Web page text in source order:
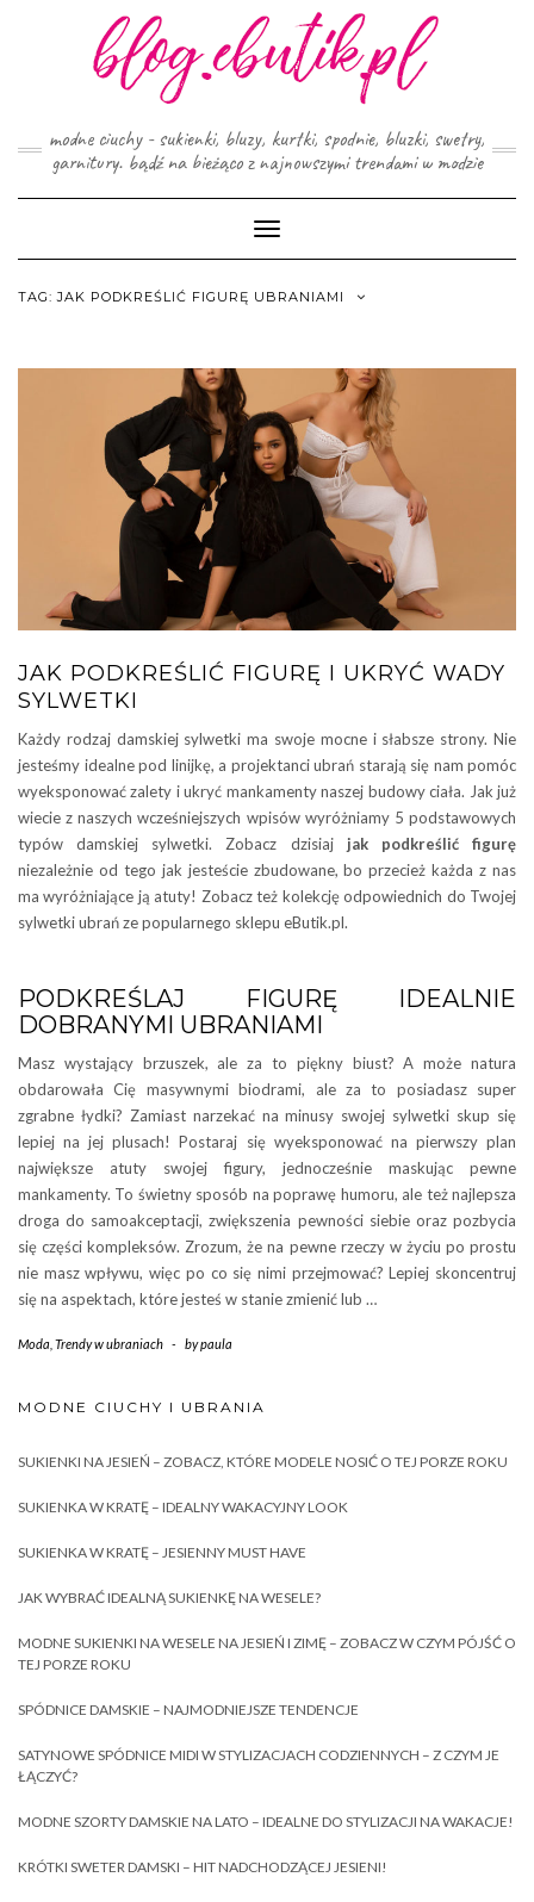
modne ciuchy - sukienki, bluzy, kurtki, spodnie, bluzki, swetry,
garnitury. bądź na bieżąco z najnowszymi trendami w modzie
Toggle
Navigation
TAG:JAK PODKREŚLIĆ FIGURĘ UBRANIAMI
JAK PODKREŚLIĆ FIGURĘ I UKRYĆ WADY
SYLWETKI
Każdy rodzaj damskiej sylwetki ma swoje mocne i słabsze strony. Nie
jesteśmy idealne pod linijkę, a projektanci ubrań starają się nam pomóc
wyeksponować zalety i ukryć mankamenty naszej budowy ciała. Jak już
wiecie z naszych wcześniejszych wpisów wyróżniamy 5 podstawowych
typów damskiej sylwetki. Zobacz dzisiaj jak podkreślić figurę
niezależnie od tego jak jesteście zbudowane, bo przecież każda z nas
ma wyróżniające ją atuty! Zobacz też kolekcję odpowiednich do Twojej
sylwetki ubrań ze popularnego sklepu eButik.pl.
PODKREŚLAJ FIGURĘ IDEALNIE
DOBRANYMI UBRANIAMI
Masz wystający brzuszek, ale za to piękny biust? A może natura
obdarowała Cię masywnymi biodrami, ale za to posiadasz super
zgrabne łydki? Zamiast narzekać na minusy swojej sylwetki skup się
lepiej na jej plusach! Postaraj się wyeksponować na pierwszy plan
największe atuty swojej figury, jednocześnie maskując pewne
mankamenty. To świetny sposób na poprawę humoru, ale też najlepsza
droga do samoakceptacji, zwiększenia pewności siebie oraz pozbycia
się części kompleksów. Zrozum, że na pewne rzeczy w życiu po prostu
nie masz wpływu, więc po co się nimi przejmować? Lepiej skoncentruj
się na aspektach, które jesteś w stanie zmienić lub …
Moda Trendy w ubraniach - bypaula
MODNE CIUCHY I UBRANIA
SUKIENKI NA JESIEŃ – ZOBACZ, KTÓRE MODELE NOSIĆ O TEJ PORZE ROKU
SUKIENKA W KRATĘ – IDEALNY WAKACYJNY LOOK
SUKIENKA W KRATĘ – JESIENNY MUST HAVE
JAK WYBRAĆ IDEALNĄ SUKIENKĘ NA WESELE?
MODNE SUKIENKI NA WESELE NA JESIEŃ I ZIMĘ – ZOBACZ W CZYM PÓJŚĆ O
TEJ PORZE ROKU
SPÓDNICE DAMSKIE – NAJMODNIEJSZE TENDENCJE
SATYNOWE SPÓDNICE MIDI W STYLIZACJACH CODZIENNYCH – Z CZYM JE
ŁĄCZYĆ?
MODNE SZORTY DAMSKIE NA LATO – IDEALNE DO STYLIZACJI NA WAKACJE!
KRÓTKI SWETER DAMSKI – HIT NADCHODZĄCEJ JESIENI!